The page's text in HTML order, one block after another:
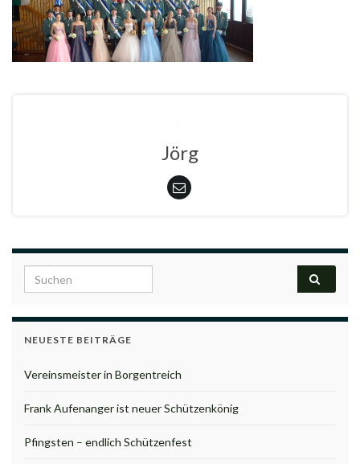
Jörg
Search for:
NEUESTE BEITRÄGE
Vereinsmeister in Borgentreich
Frank Aufenanger ist neuer Schützenkönig
Pfingsten – endlich Schützenfest